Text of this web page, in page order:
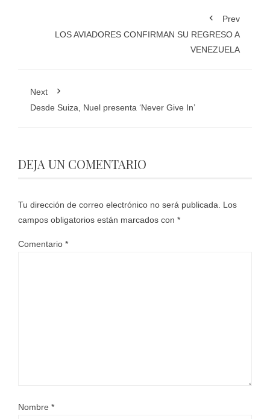
Prev
LOS AVIADORES CONFIRMAN SU REGRESO A
VENEZUELA
Next
Desde Suiza, Nuel presenta ‘Never Give In’
DEJA UN COMENTARIO
Tu dirección de correo electrónico no será publicada. Los
campos obligatorios están marcados con *
Comentario *
Nombre *